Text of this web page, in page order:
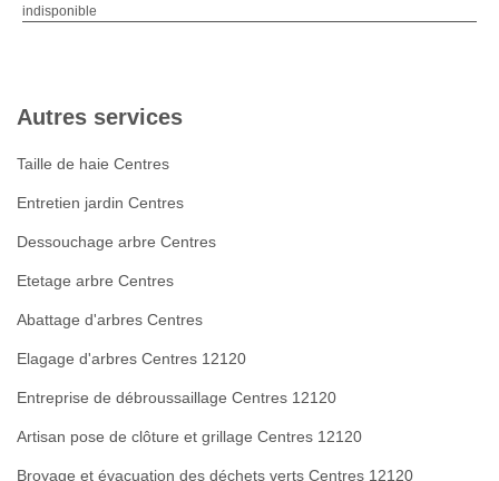
indisponible
Autres services
Taille de haie Centres
Entretien jardin Centres
Dessouchage arbre Centres
Etetage arbre Centres
Abattage d'arbres Centres
Elagage d'arbres Centres 12120
Entreprise de débroussaillage Centres 12120
Artisan pose de clôture et grillage Centres 12120
Broyage et évacuation des déchets verts Centres 12120